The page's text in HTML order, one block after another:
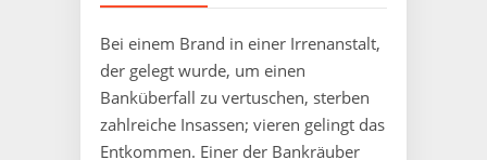
Bei einem Brand in einer Irrenanstalt,
der gelegt wurde, um einen
Banküberfall zu vertuschen, sterben
zahlreiche Insassen; vieren gelingt das
Entkommen. Einer der Bankräuber